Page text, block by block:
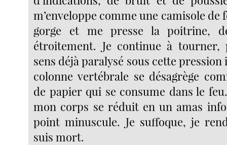
m’enveloppe comme une camisole de
gorge et me presse la poitrine,
étroitement. Je continue à
sens déjà paralysé sous cette
colonne vertébrale se désagrège
de papier qui se consume dans le
mon corps se réduit en un amas
point minuscule. Je suffoque, je
suis mort.